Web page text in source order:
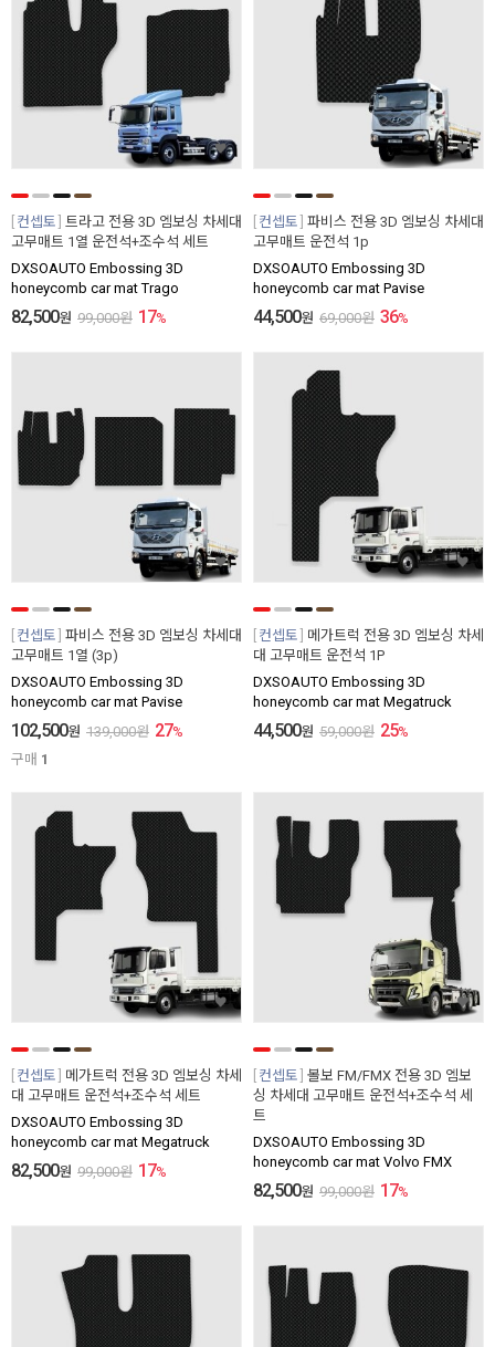
컨셉토 트라고 전용 3D 엠보싱 차세대
고무매트 1열 운전석+조수석 세트
DXSOAUTO Embossing 3D
honeycomb car mat Trago
82,500원 99,000원 17%
컨셉토 파비스 전용 3D 엠보싱 차세대
고무매트 운전석 1p
DXSOAUTO Embossing 3D
honeycomb car mat Pavise
44,500원 69,000원 36%
컨셉토 파비스 전용 3D 엠보싱 차세대
고무매트 1열 (3p)
DXSOAUTO Embossing 3D
honeycomb car mat Pavise
102,500원 139,000원 27%
구매 1
컨셉토
메가트럭 전용 3D 엠보싱 차세
대 고무매트 운전석 1P
DXSOAUTO Embossing 3D
honeycomb car mat Megatruck
44,500원 59,000원 25%
컨셉토
메가트럭 전용 3D 엠보싱 차세
대 고무매트 운전석+조수석 세트
DXSOAUTO Embossing 3D
honeycomb car mat Megatruck
82,500원 99,000원 17%
컨셉토 볼보 FM/FMX 전용 3D 엠보
싱 차세대 고무매트 운전석+조수석 세
트
DXSOAUTO Embossing 3D
honeycomb car mat Volvo FMX
82,500원 99,000원 17%